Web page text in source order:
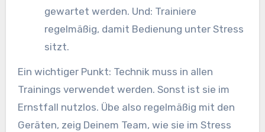
gewartet werden. Und: Trainiere
regelmäßig, damit Bedienung unter Stress
sitzt.
Ein wichtiger Punkt: Technik muss in allen
Trainings verwendet werden. Sonst ist sie im
Ernstfall nutzlos. Übe also regelmäßig mit den
Geräten, zeig Deinem Team, wie sie im Stress